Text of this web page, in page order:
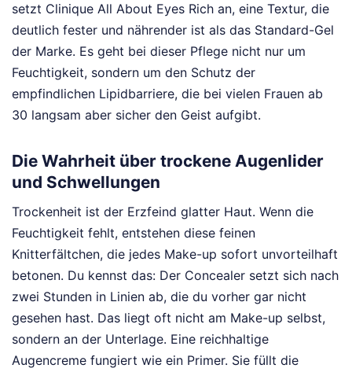
setzt Clinique All About Eyes Rich an, eine Textur, die
deutlich fester und nährender ist als das Standard-Gel
der Marke. Es geht bei dieser Pflege nicht nur um
Feuchtigkeit, sondern um den Schutz der
empfindlichen Lipidbarriere, die bei vielen Frauen ab
30 langsam aber sicher den Geist aufgibt.
Die Wahrheit über trockene Augenlider
und Schwellungen
Trockenheit ist der Erzfeind glatter Haut. Wenn die
Feuchtigkeit fehlt, entstehen diese feinen
Knitterfältchen, die jedes Make-up sofort unvorteilhaft
betonen. Du kennst das: Der Concealer setzt sich nach
zwei Stunden in Linien ab, die du vorher gar nicht
gesehen hast. Das liegt oft nicht am Make-up selbst,
sondern an der Unterlage. Eine reichhaltige
Augencreme fungiert wie ein Primer. Sie füllt die